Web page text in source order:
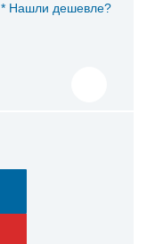
* Нашли дешевле?